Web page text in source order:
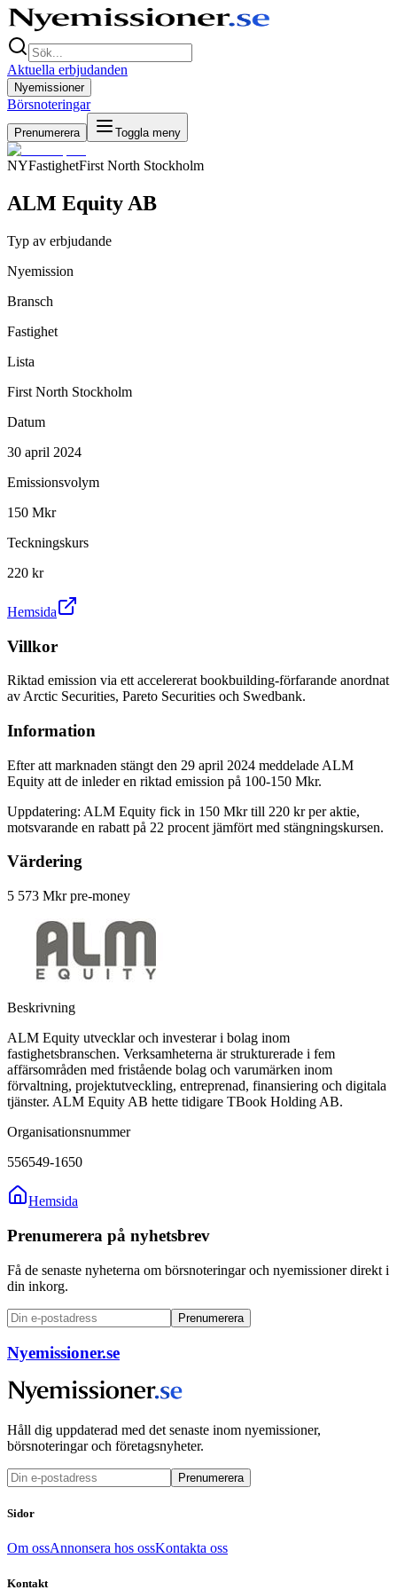
Aktuella erbjudanden
Nyemissioner
Börsnoteringar
Prenumerera Toggla meny
NYFastighetFirst North Stockholm
ALM Equity AB
Typ av erbjudande
Nyemission
Bransch
Fastighet
Lista
First North Stockholm
Datum
30 april 2024
Emissionsvolym
150 Mkr
Teckningskurs
220 kr
Hemsida
Villkor
Riktad emission via ett accelererat bookbuilding-förfarande anordnat
av Arctic Securities, Pareto Securities och Swedbank.
Information
Efter att marknaden stängt den 29 april 2024 meddelade ALM
Equity att de inleder en riktad emission på 100-150 Mkr.
Uppdatering: ALM Equity fick in 150 Mkr till 220 kr per aktie,
motsvarande en rabatt på 22 procent jämfört med stängningskursen.
Värdering
5 573 Mkr pre-money
Beskrivning
ALM Equity utvecklar och investerar i bolag inom
fastighetsbranschen. Verksamheterna är strukturerade i fem
affärsområden med fristående bolag och varumärken inom
förvaltning, projektutveckling, entreprenad, finansiering och digitala
tjänster. ALM Equity AB hette tidigare TBook Holding AB.
Organisationsnummer
556549-1650
Hemsida
Prenumerera på nyhetsbrev
Få de senaste nyheterna om börsnoteringar och nyemissioner direkt i
din inkorg.
Prenumerera
Nyemissioner.se
Håll dig uppdaterad med det senaste inom nyemissioner,
börsnoteringar och företagsnyheter.
Prenumerera
Sidor
Om ossAnnonsera hos ossKontakta oss
Kontakt